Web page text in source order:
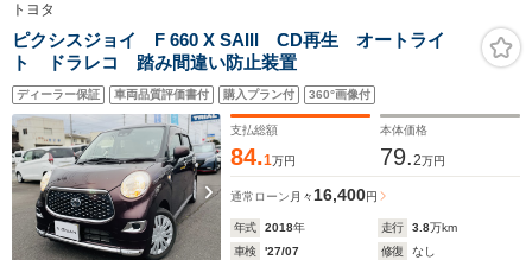
トヨタ
ピクシスジョイ F 660 X SAIII CD再生 オートライ
ト ドラレコ 踏み間違い防止装置
ディーラー保証 車両品質評価書付 購入プラン付 360°画像付
支払総額
84.1万円
本体価格
79.2万円
通常ローン 月々16,400円
年式 2018年 走行 3.8万km
車検
'27/07 修復
なし